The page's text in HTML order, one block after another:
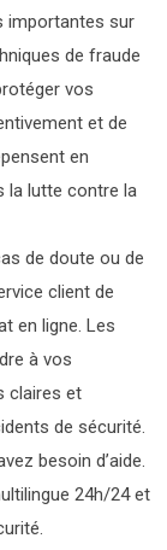
importantes sur
de fraude
vos
et de
en
la lutte contre la
de doute ou de
client de
en ligne. Les
à vos
claires et
de sécurité.
besoin d’aide.
24h/24 et